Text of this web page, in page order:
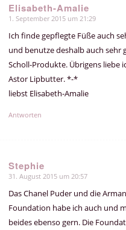
Elisabeth-Amalie
sagte:
1. September 2015 um 21:29
Ich finde gepflegte Füße auch
und benutze deshalb auch sehr
Scholl-Produkte. Übrigens liebe
Astor Lipbutter. *-*
liebst Elisabeth-Amalie
Antworten
Stephie
sagte:
31. August 2015 um 20:57
Das Chanel Puder und die
Foundation habe ich auch und
beides ebenso gern. Die